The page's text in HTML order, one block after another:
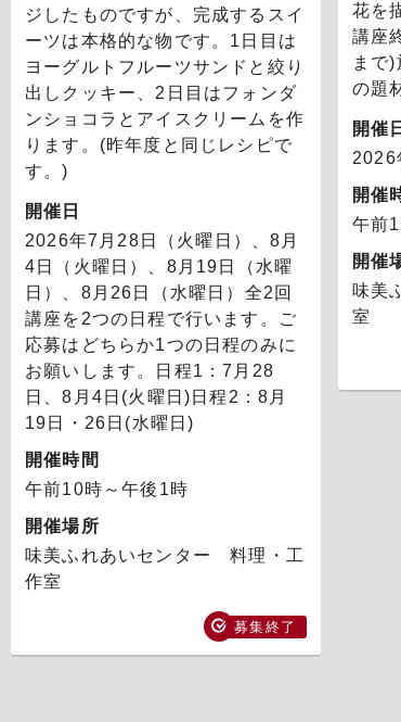
ジしたものですが、完成するスイ
ーツは本格的な物です。1日目は
ヨーグルトフルーツサンドと絞り
出しクッキー、2日目はフォンダ
ンショコラとアイスクリームを作
ります。(昨年度と同じレシピで
す。)
開催日
2026年7月28日（火曜日）
、8月
4日（火曜日）
、8月19日（水曜
日）
、8月26日（水曜日） 全2回
講座を2つの日程で行います。ご
応募はどちらか1つの日程のみに
お願いします。日程1：7月28
日、8月4日(火曜日)日程2：8月
19日・26日(水曜日)
開催時間
午前10時～午後1時
開催場所
味美ふれあいセンター 料理・工
作室
募集終了
花を
講座
まで
の題
開催日
2026
開催
午前
開催
味美
室